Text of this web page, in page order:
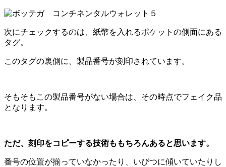
次にチェックするのは、紙幣を入れるポケットの側面にある
タグ。
このタグの裏側に、製品番号が刻印されています。
そもそもこの製品番号がない場合は、その時点でフェイク品
となります。
ただ、刻印をコピーする技術ももちろんあると思います。
番号の位置が揃っていなかったり、いびつに傾いていたりし